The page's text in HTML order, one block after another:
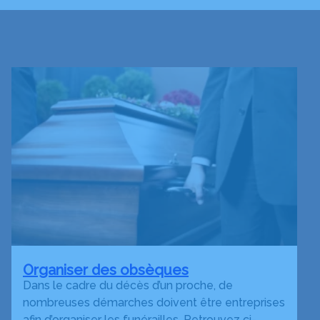
Organiser des obsèques
Dans le cadre du décès d’un proche, de
nombreuses démarches doivent être entreprises